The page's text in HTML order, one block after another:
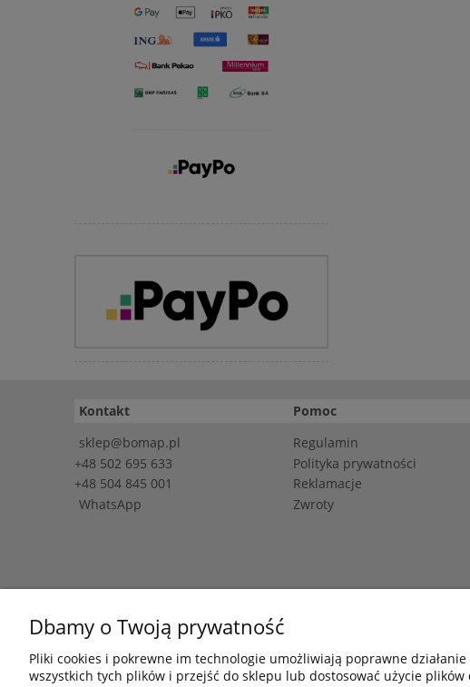
Kontakt
sklep@bomap.pl
+48 502 695 633
+48 504 845 001
WhatsApp
Pomoc
Regulamin
Polityka prywatności
Reklamacje
Zwroty
Dbamy o Twoją prywatność
Pliki cookies i pokrewne im technologie umożliwiają poprawne
wszystkich tych plików i przejść do sklepu lub dostosować użycie